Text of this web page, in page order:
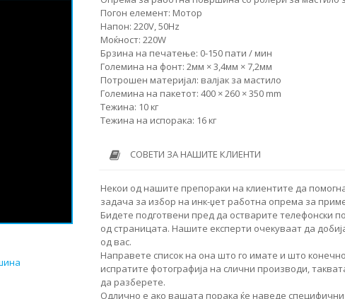
Погон елемент: Мотор
Напон: 220V, 50Hz
Моќност: 220W
Брзина на печатење: 0-150 пати / мин
Големина на фонт: 2мм × 3,4мм × 7,2мм
Потрошен материјал: валјак за мастило
Големина на пакетот: 400 × 260 × 350 mm
Тежина: 10 кг
Тежина на испорака: 16 кг
СОВЕТИ ЗА НАШИТЕ КЛИЕНТИ
Некои од нашите препораки на клиентите да
задача за избор на инк-џет работна опрема за
Бидете подготвени пред да остварите телефонски
од страницата. Нашите експерти очекуваат да
од вас.
Направете список на она што го имате и што
испратите фотографија на слични производи,
да разберете.
Одлично е ако вашата порака ќе наведе